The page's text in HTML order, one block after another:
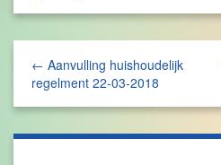
← Aanvulling huishoudelijk
regelment 22-03-2018